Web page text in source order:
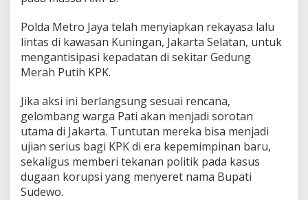
Polda Metro Jaya telah menyiapkan rekayasa lalu
lintas di kawasan Kuningan, Jakarta Selatan, untuk
mengantisipasi kepadatan di sekitar Gedung
Merah Putih KPK.
Jika aksi ini berlangsung sesuai rencana,
gelombang warga Pati akan menjadi sorotan
utama di Jakarta. Tuntutan mereka bisa menjadi
ujian serius bagi KPK di era kepemimpinan baru,
sekaligus memberi tekanan politik pada kasus
dugaan korupsi yang menyeret nama Bupati
Sudewo.